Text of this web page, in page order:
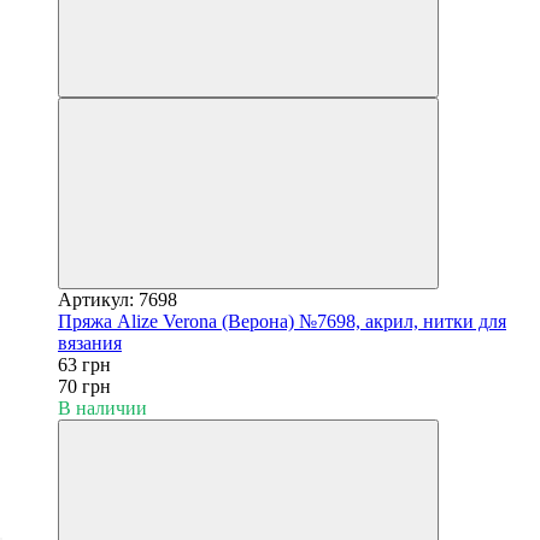
Артикул: 7698
Пряжа Alize Verona (Верона) №7698, акрил, нитки для
вязания
63 грн
70 грн
В наличии